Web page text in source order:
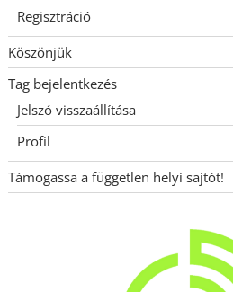
Regisztráció
Köszönjük
Tag bejelentkezés
Jelszó visszaállítása
Profil
Támogassa a független helyi sajtót!